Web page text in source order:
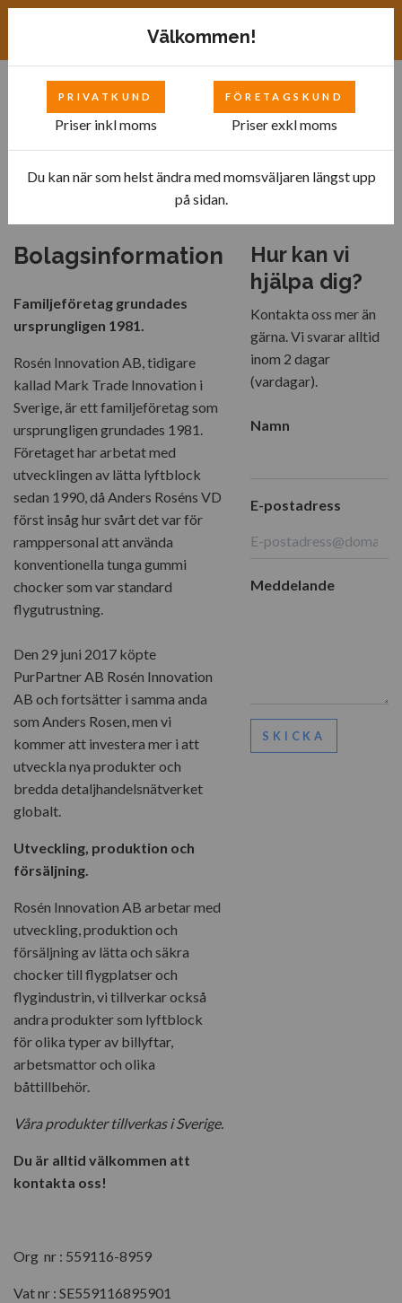
Bolagsinformation
Familjeföretag grundades
ursprungligen 1981.
Rosén Innovation AB, tidigare
kallad Mark Trade Innovation i
Sverige, är ett familjeföretag som
ursprungligen grundades 1981.
Företaget har arbetat med
utvecklingen av lätta lyftblock
sedan 1990, då Anders Roséns VD
först insåg hur svårt det var för
ramppersonal att använda
konventionella tunga gummi
chocker som var standard
flygutrustning.
Den 29 juni 2017 köpte
PurPartner AB Rosén Innovation
AB och fortsätter i samma anda
som Anders Rosen, men vi
kommer att investera mer i att
utveckla nya produkter och
bredda detaljhandelsnätverket
globalt.
Utveckling, produktion och
försäljning.
Rosén Innovation AB arbetar med
utveckling, produktion och
försäljning av lätta och säkra
chocker till flygplatser och
flygindustrin, vi tillverkar också
andra produkter som lyftblock
för olika typer av billyftar,
arbetsmattor och olika
båttillbehör.
Våra produkter tillverkas i Sverige.
Du är alltid välkommen att
kontakta oss!
Org nr : 559116-8959
Vat nr : SE559116895901
Hur kan vi
hjälpa dig?
Kontakta oss mer än
gärna. Vi svarar alltid
inom 2 dagar
(vardagar).
Namn
E-postadress
Meddelande
SKICKA
Välkommen!
PRIVATKUND
Priser inkl moms
FÖRETAGSKUND
Priser exkl moms
Du kan när som helst ändra med momsväljaren längst upp
på sidan.